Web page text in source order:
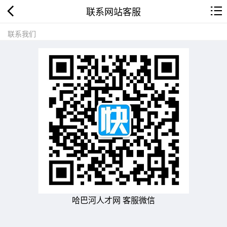
联系网站客服
联系我们
哈巴河人才网 客服微信